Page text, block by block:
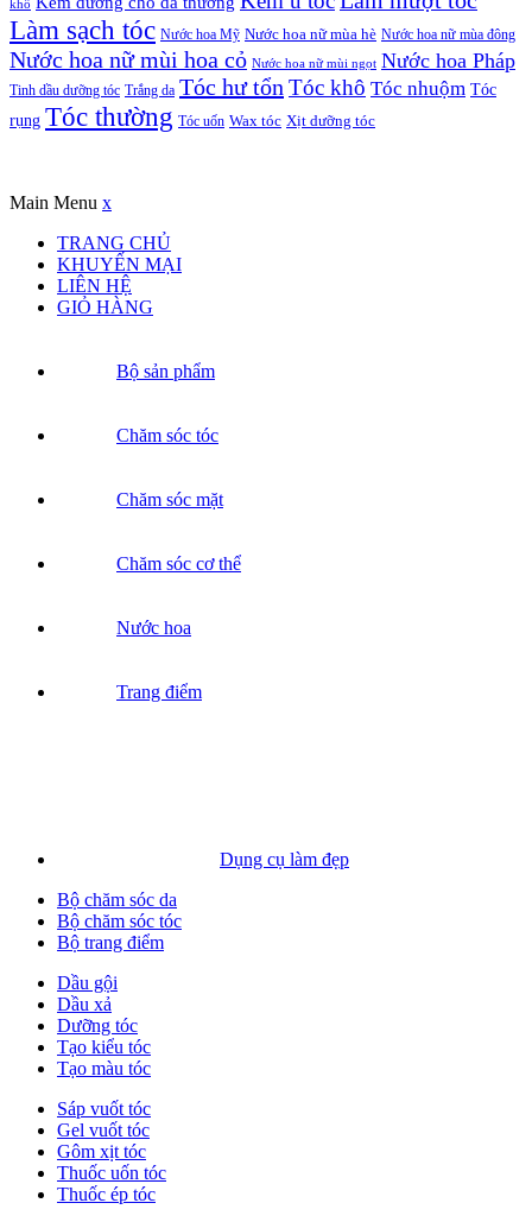
khô
Làm sạch tóc Nước hoa Mỹ Nước hoa nữ mùa hè Nước hoa nữ mùa đông
Nước hoa nữ mùi hoa cỏ Nước hoa nữ mùi ngọt Nước hoa Pháp
Tinh dầu dưỡng tóc Trắng da Tóc hư tổn Tóc khô Tóc nhuộm Tóc
rụng Tóc thường Tóc uốn Wax tóc Xịt dưỡng tóc
Main Menu x
TRANG CHỦ
KHUYẾN MẠI
LIÊN HỆ
GIỎ HÀNG
Bộ sản phẩm
Chăm sóc tóc
Chăm sóc mặt
Chăm sóc cơ thể
Nước hoa
Trang điểm
Dụng cụ làm đẹp
Bộ chăm sóc da
Bộ chăm sóc tóc
Bộ trang điểm
Dầu gội
Dầu xả
Dưỡng tóc
Tạo kiểu tóc
Tạo màu tóc
Sáp vuốt tóc
Gel vuốt tóc
Gôm xịt tóc
Thuốc uốn tóc
Thuốc ép tóc